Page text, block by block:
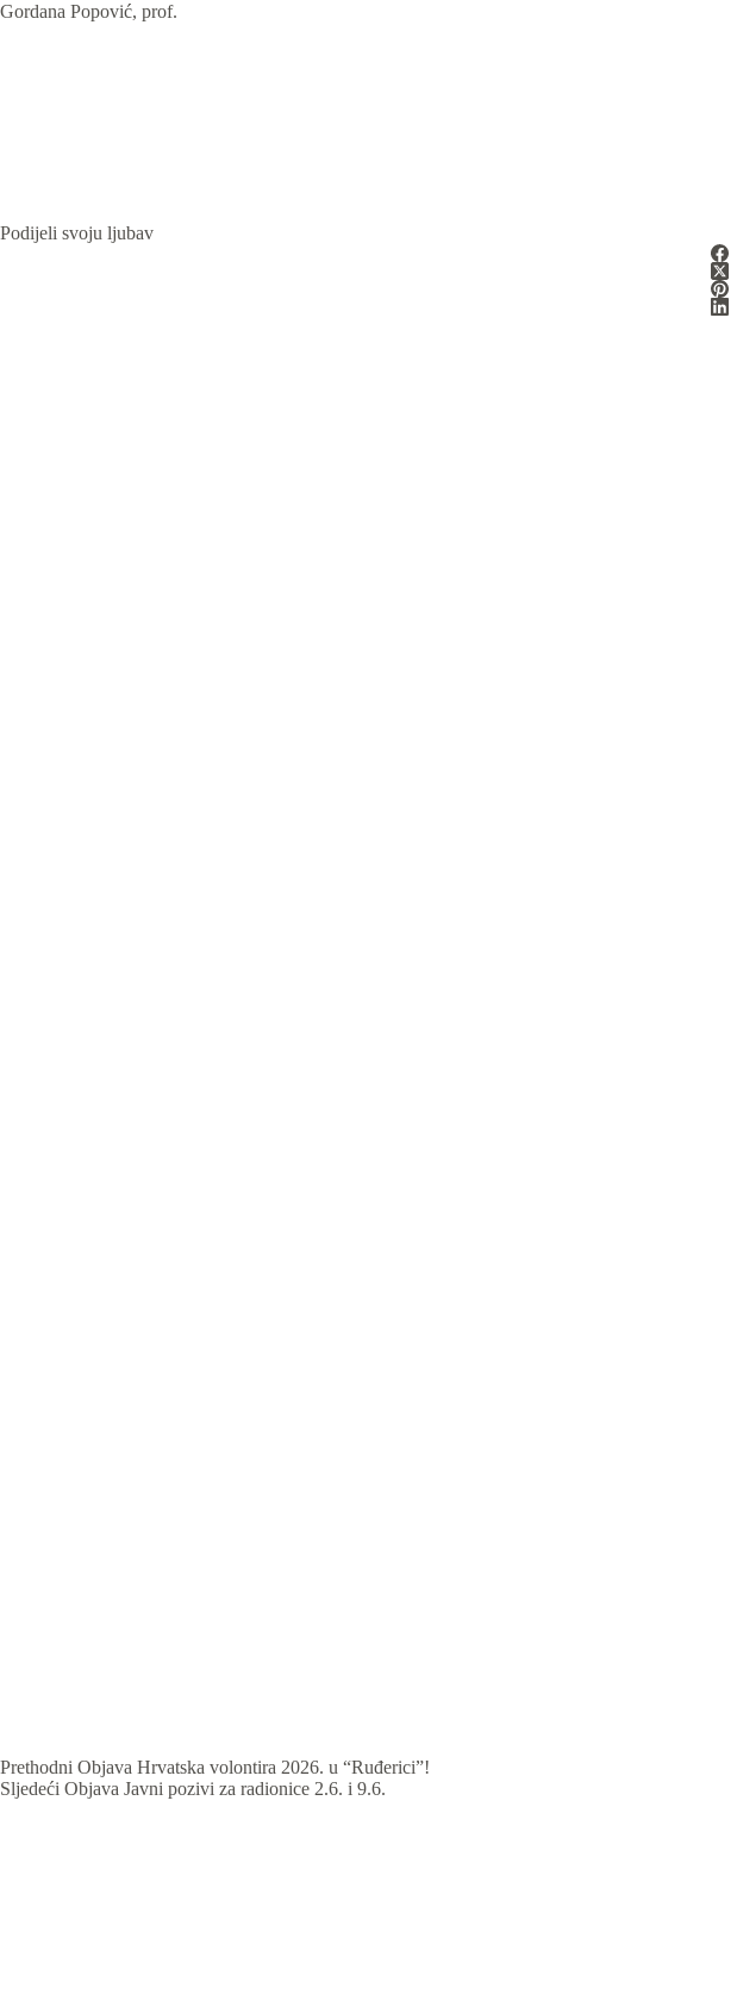
Gordana Popović, prof.
Podijeli svoju ljubav
Prethodni Objava Hrvatska volontira 2026. u “Ruđerici”!
Sljedeći Objava Javni pozivi za radionice 2.6. i 9.6.